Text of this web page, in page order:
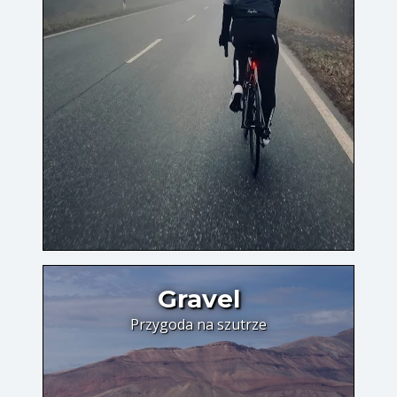
Gravel
Przygoda na szutrze